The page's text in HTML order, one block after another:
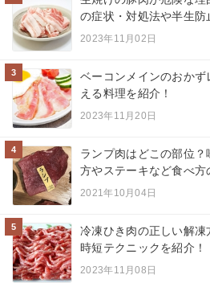
の症状・対処法や半生防
2023年11月02日
3
ベーコンメインのおか
える料理を紹介！
2023年11月20日
4
ランプ肉はどこの部位
方やステーキなど食べ方
2021年10月04日
5
冷凍ひき肉の正しい解
時短テクニックを紹介！
2023年11月08日